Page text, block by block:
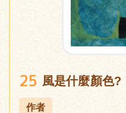
25 風是什麼顏色?
作者